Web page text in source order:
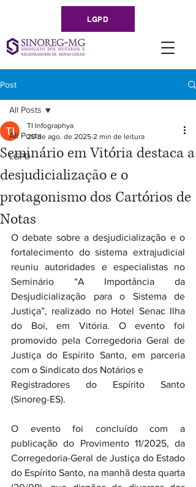
LGPD
Post
All Posts
LGPD
All Posts
Seminário em Vitória destaca a
desjudicialização e o
protagonismo dos Cartórios de
Notas
TI Infographya
20 de ago. de 2025 2 min de leitura
O debate sobre a desjudicialização e o
fortalecimento do sistema extrajudicial
reuniu autoridades e especialistas no
Seminário “A Importância da
Desjudicialização para o Sistema de
Justiça”, realizado no Hotel Senac Ilha
do Boi, em Vitória. O evento foi
promovido pela Corregedoria Geral de
Justiça do Espírito Santo, em parceria
com o Sindicato dos Notários e
Registradores do Espírito Santo
(Sinoreg-ES).
O evento foi concluído com a
publicação do Provimento 11/2025, da
Corregedoria-Geral de Justiça do Estado
do Espírito Santo, na manhã desta quarta